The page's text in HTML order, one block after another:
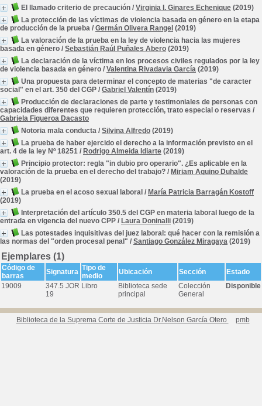
El llamado criterio de precaución / Virginia I. Ginares Echenique (2019)
La protección de las víctimas de violencia basada en género en la etapa
de producción de la prueba / Germán Olivera Rangel (2019)
La valoración de la prueba en la ley de violencia hacia las mujeres
basada en género / Sebastián Raúl Puñales Abero (2019)
La declaración de la víctima en los procesos civiles regulados por la ley
de violencia basada en género / Valentina Rivadavia García (2019)
Una propuesta para determinar el concepto de materias "de caracter
social" en el art. 350 del CGP / Gabriel Valentín (2019)
Producción de declaraciones de parte y testimoniales de personas con
capacidades diferentes que requieren protección, trato especial o reservas /
Gabriela Figueroa Dacasto
Notoria mala conducta / Silvina Alfredo (2019)
La prueba de haber ejercido el derecho a la información previsto en el
art. 4 de la ley Nº 18251 / Rodrigo Almeida Idiarte (2019)
Principio protector: regla "in dubio pro operario". ¿Es aplicable en la
valoración de la prueba en el derecho del trabajo? / Miriam Aquino Duhalde
(2019)
La prueba en el acoso sexual laboral / María Patricia Barragán Kostoff
(2019)
Interpretación del artículo 350.5 del CGP en materia laboral luego de la
entrada en vigencia del nuevo CPP / Laura Doninalli (2019)
Las potestades inquisitivas del juez laboral: qué hacer con la remisión a
las normas del "orden procesal penal" / Santiago González Miragaya (2019)
Ejemplares (1)
Código de
barras
Signatura Tipo de
medio
Ubicación Sección
Estado
19009
347.5 JOR
19
Libro
Biblioteca sede
principal
Colección
General
Disponible
Biblioteca de la Suprema Corte de Justicia Dr.Nelson García Otero pmb